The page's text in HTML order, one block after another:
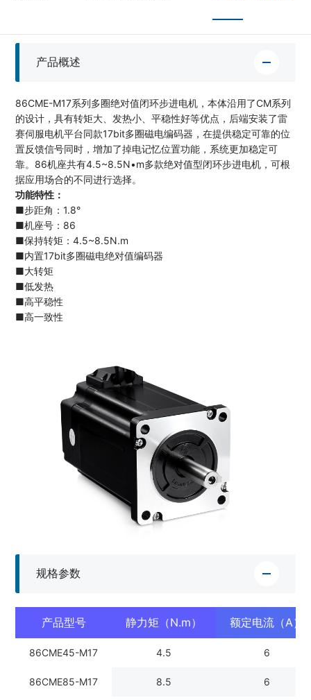
产品概述
86CME-M17系列多圈绝对值闭环步进电机，本体沿用了CM系列
的设计，具有转矩大、发热小、平稳性好等优点，后端安装了雷
赛伺服电机平台同款17bit多圈磁电编码器，在提供稳定可靠的位
置反馈信号同时，增加了掉电记忆位置功能，系统更加稳定可
靠。86机座共有4.5~8.5N•m多款绝对值型闭环步进电机，可根
据应用场合的不同进行选择。
功能特性：
■步距角：1.8°
■机座号：86
■保持转矩：4.5~8.5N.m
■内置17bit多圈磁电绝对值编码器
■大转矩
■低发热
■高平稳性
■高一致性
规格参数
产品型号 静力矩（N.m） 额定电流（A）
86CME45-M17 4.5 6
86CME85-M17 8.5 6